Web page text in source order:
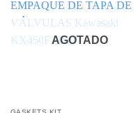
AGOTADO